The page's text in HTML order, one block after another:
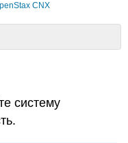
CNX
систему